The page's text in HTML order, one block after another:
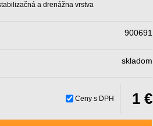
a drenážna vrstva
900691
skladom
Ceny s DPH 1 €